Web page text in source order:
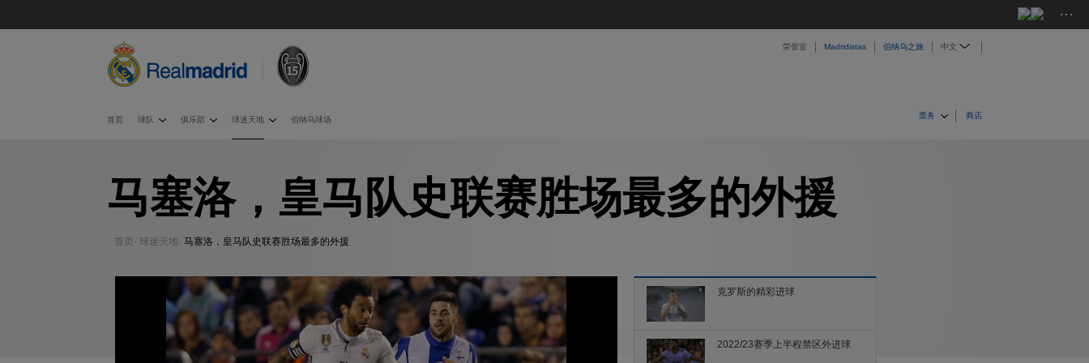
···
荣誉室 Madridistas 伯纳乌之旅 中文
票务 商店
首页 球队 俱乐部 球迷天地 伯纳乌球场
马塞洛，皇马队史联赛胜场最多的外援
首页 · 球迷天地· 马塞洛，皇马队史联赛胜场最多的外援
克罗斯的精彩进球
2022/23赛季上半程禁区外进球